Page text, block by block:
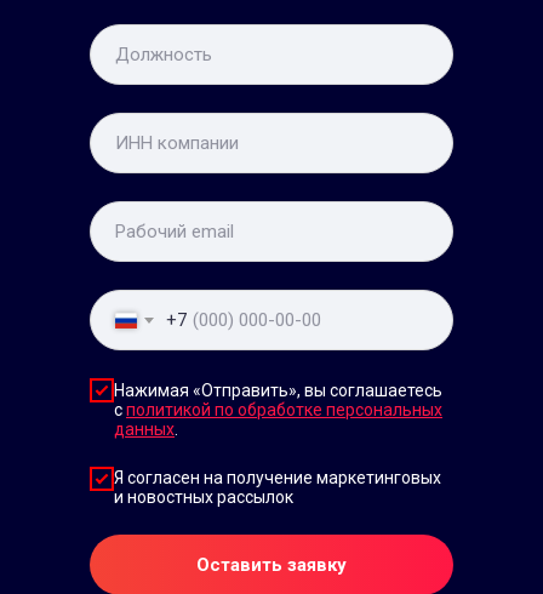
+7
Нажимая «Отправить», вы соглашаетесь
сполитикой по обработке персональных
данных
Я согласен на получение маркетинговых
и новостных рассылок
Оставить заявку